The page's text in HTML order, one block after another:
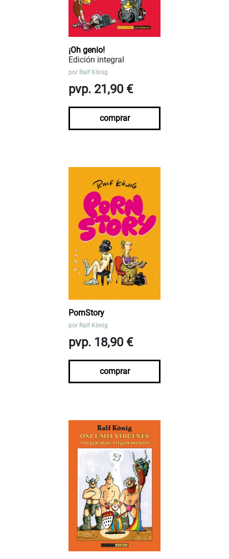
¡Oh genio!
Edición integral
por Ralf König
pvp. 21,90 €
comprar
PornStory
por Ralf König
pvp. 18,90 €
comprar